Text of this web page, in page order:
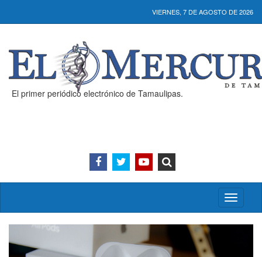
VIERNES, 7 DE AGOSTO DE 2026
El primer periódico electrónico de Tamaulipas.
Activar/
menú